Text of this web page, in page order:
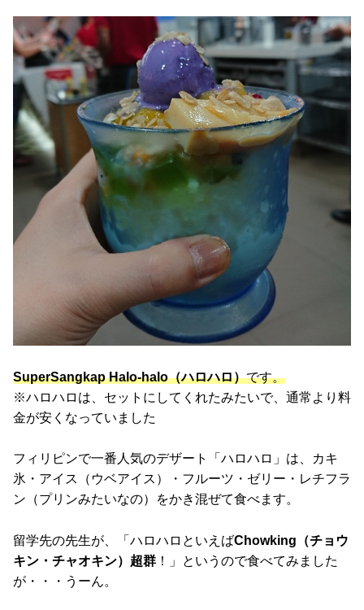
SuperSangkap Halo-halo（ハロハロ）です。
※ハロハロは、セットにしてくれたみたいで、通常より料
金が安くなっていました
フィリピンで一番人気のデザート「ハロハロ」は、カキ
氷・アイス（ウベアイス）・フルーツ・ゼリー・レチフラ
ン（プリンみたいなの）をかき混ぜて食べます。
留学先の先生が、「ハロハロといえばChowking（チョウ
キン・チャオキン）超群 ！」というので食べてみました
が・・・うーん。